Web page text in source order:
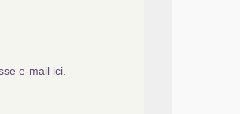
e-mail ici.